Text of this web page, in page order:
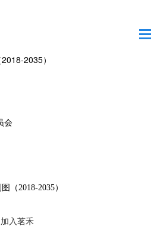
2035）
会
（2018-2035）
加入茗禾